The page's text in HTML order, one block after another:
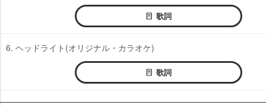
歌詞
6. ヘッドライト(オリジナル・カラオケ)
歌詞